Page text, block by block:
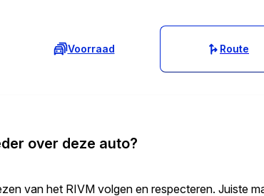
Voorraad Route
over deze auto?
van het RIVM volgen en respecteren. Juiste